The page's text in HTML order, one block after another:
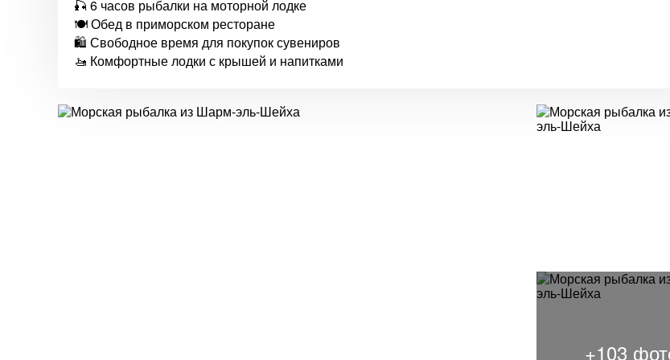
🎣 6 часов рыбалки на моторной лодке
🍽️ Обед в приморском ресторане
🛍️ Свободное время для покупок сувениров
🚤 Комфортные лодки с крышей и напитками